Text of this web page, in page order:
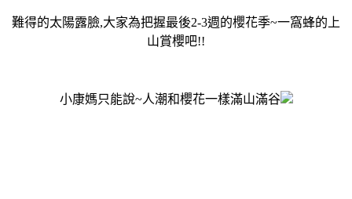
難得的太陽露臉,大家為把握最後2-3週的櫻花季~一窩蜂的上
山賞櫻吧!!
小康媽只能說~人潮和櫻花一樣滿山滿谷